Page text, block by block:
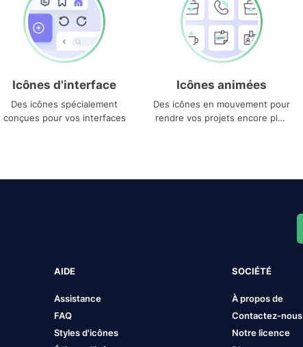
Icônes d'interface
Des icônes spécialement
conçues pour vos interfaces
Icônes animées
Des icônes en mouvement pour
rendre vos projets encore plus
AIDE
Assistance
FAQ
Styles d'icônes
SOCIÉTÉ
À propos de
Contactez-nous
Notre licence